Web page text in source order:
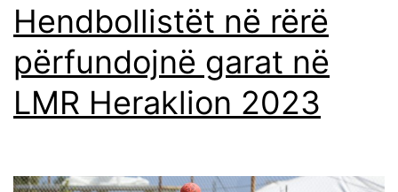
Hendbollistët në rërë
përfundojnë garat në
LMR Heraklion 2023